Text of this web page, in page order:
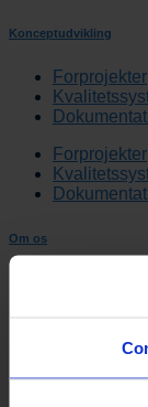
Konceptudvikling
Forprojekter
Forprojekter
Om os
Ledelse og